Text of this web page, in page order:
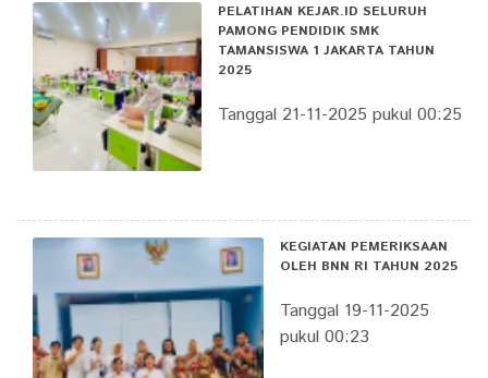
PELATIHAN KEJAR.ID SELURUH
PAMONG PENDIDIK SMK
TAMANSISWA 1 JAKARTA TAHUN
2025
Tanggal 21-11-2025 pukul 00:25
KEGIATAN PEMERIKSAAN
OLEH BNN RI TAHUN 2025
Tanggal 19-11-2025
pukul 00:23